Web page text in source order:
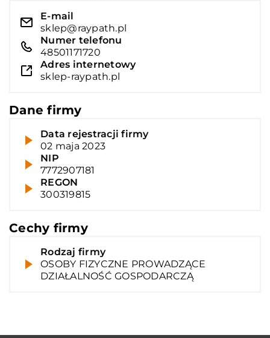
E-mail
sklep@raypath.pl
Numer telefonu
48501171720
Adres internetowy
sklep-raypath.pl
Dane firmy
Data rejestracji firmy
02 maja 2023
NIP
7772907181
REGON
300319815
Cechy firmy
Rodzaj firmy
OSOBY FIZYCZNE PROWADZĄCE
DZIAŁALNOŚĆ GOSPODARCZĄ